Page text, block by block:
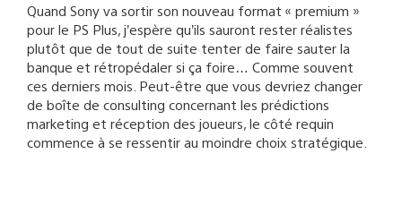
Quand Sony va sortir son nouveau format « premium »
pour le PS Plus, j’espère qu’ils sauront rester réalistes
plutôt que de tout de suite tenter de faire sauter la
banque et rétropédaler si ça foire… Comme souvent
ces derniers mois. Peut-être que vous devriez changer
de boîte de consulting concernant les prédictions
marketing et réception des joueurs, le côté requin
commence à se ressentir au moindre choix stratégique.